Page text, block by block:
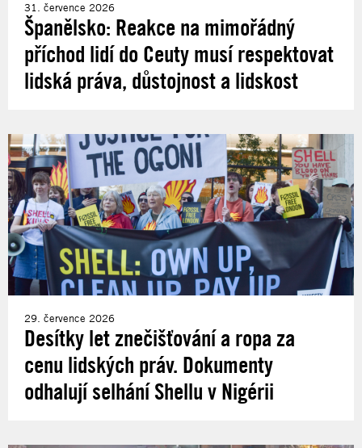
31. července 2026
Španělsko: Reakce na mimořádný
příchod lidí do Ceuty musí respektovat
lidská práva, důstojnost a lidskost
29. července 2026
Desítky let znečišťování a ropa za
cenu lidských práv. Dokumenty
odhalují selhání Shellu v Nigérii